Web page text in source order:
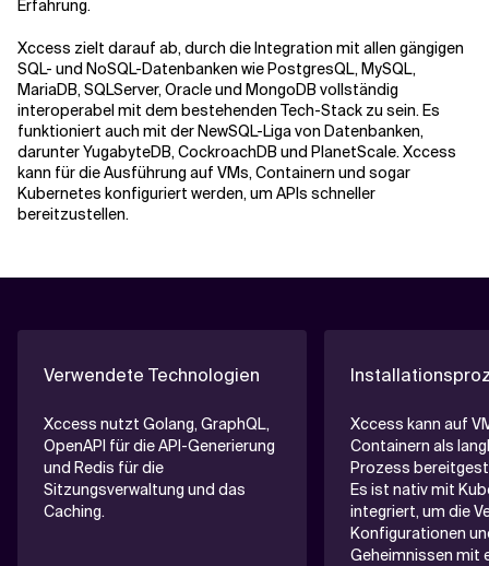
Erfahrung.
Xccess zielt darauf ab, durch die Integration mit allen gängigen
SQL- und NoSQL-Datenbanken wie PostgresQL, MySQL,
MariaDB, SQLServer, Oracle und MongoDB vollständig
interoperabel mit dem bestehenden Tech-Stack zu sein. Es
funktioniert auch mit der NewSQL-Liga von Datenbanken,
darunter YugabyteDB, CockroachDB und PlanetScale. Xccess
kann für die Ausführung auf VMs, Containern und sogar
Kubernetes konfiguriert werden, um APIs schneller
bereitzustellen.
Verwendete Technologien
Xccess nutzt Golang, GraphQL,
OpenAPI für die API-Generierung
und Redis für die
Sitzungsverwaltung und das
Caching.
Xccess kann auf
Containern als
Prozess
Es ist nativ mit
integriert, um die
Konfigurationen
Geheimnissen mit